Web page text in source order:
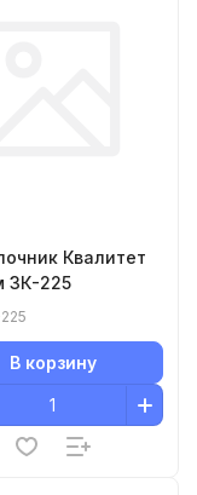
Квалитет
ЗК-225
В корзину